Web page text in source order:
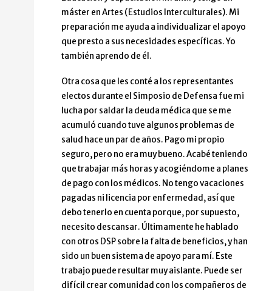
máster en Artes (Estudios Interculturales). Mi
preparación me ayuda a individualizar el apoyo
que presto a sus necesidades específicas. Yo
también aprendo de él.
Otra cosa que les conté a los representantes
electos durante el Simposio de Defensa fue mi
lucha por saldar la deuda médica que se me
acumuló cuando tuve algunos problemas de
salud hace un par de años. Pago mi propio
seguro, pero no era muy bueno. Acabé teniendo
que trabajar más horas y acogiéndome a planes
de pago con los médicos. No tengo vacaciones
pagadas ni licencia por enfermedad, así que
debo tenerlo en cuenta porque, por supuesto,
necesito descansar. Últimamente he hablado
con otros DSP sobre la falta de beneficios, y han
sido un buen sistema de apoyo para mí. Este
trabajo puede resultar muy aislante. Puede ser
difícil crear comunidad con los compañeros de